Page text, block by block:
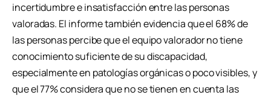
incertidumbre e insatisfacción entre las personas
valoradas. El informe también evidencia que el 68% de
las personas percibe que el equipo valorador no tiene
conocimiento suficiente de su discapacidad,
especialmente en patologías orgánicas o poco visibles, y
que el 77% considera que no se tienen en cuenta las